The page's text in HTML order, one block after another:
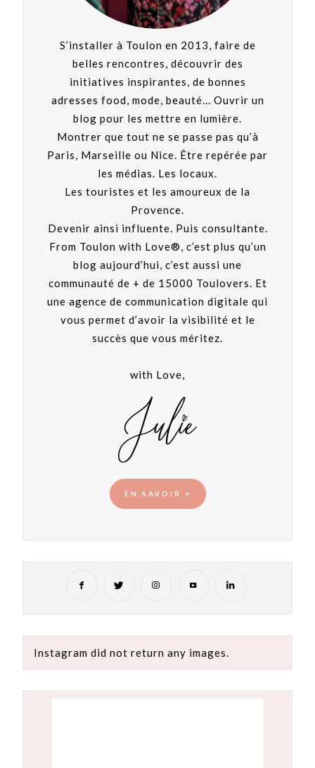
S’installer à Toulon en 2013, faire de
belles rencontres, découvrir des
initiatives inspirantes, de bonnes
adresses food, mode, beauté... Ouvrir un
blog pour les mettre en lumière.
Montrer que tout ne se passe pas qu’à
Paris, Marseille ou Nice. Être repérée par
les médias. Les locaux.
Les touristes et les amoureux de la
Provence.
Devenir ainsi influente. Puis consultante.
From Toulon with Love®, c’est plus qu’un
blog aujourd’hui, c’est aussi une
communauté de + de 15000 Toulovers. Et
une agence de communication digitale qui
vous permet d’avoir la visibilité et le
succès que vous méritez.
with Love,
EN SAVOIR +
Instagram did not return any images.